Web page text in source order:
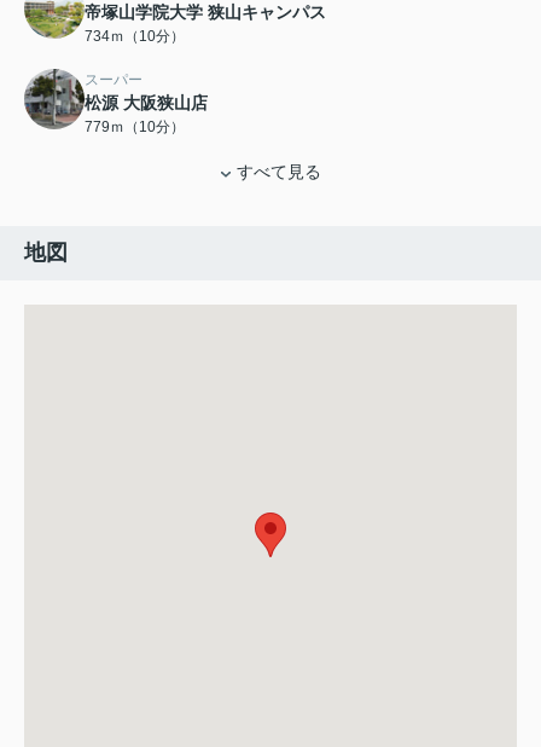
帝塚山学院大学 狭山キャンパス
734ｍ（10分）
スーパー
松源 大阪狭山店
779ｍ（10分）
すべて見る
地図